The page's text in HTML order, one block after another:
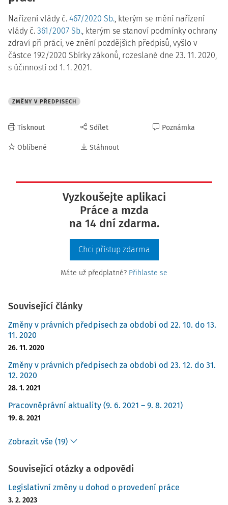
Nařízení vlády č. 467/2020 Sb., kterým se mění nařízení
vlády č. 361/2007 Sb., kterým se stanoví podmínky ochrany
zdraví při práci, ve znění pozdějších předpisů, vyšlo v
částce 192/2020 Sbírky zákonů, rozeslané dne 23. 11. 2020,
s účinností od 1. 1. 2021.
ZMĚNY V PŘEDPISECH
Tisknout
Oblíbené
Sdílet
Stáhnout
Poznámka
Vyzkoušejte aplikaci
Práce a mzda
na 14 dní zdarma.
Chci přístup zdarma
Máte už předplatné? Přihlaste se
Související články
Změny v právních předpisech za období od 22. 10. do 13.
11. 2020
26. 11. 2020
Změny v právních předpisech za období od 23. 12. do 31.
12. 2020
28. 1. 2021
Pracovněprávní aktuality (9. 6. 2021 – 9. 8. 2021)
19. 8. 2021
Zobrazit vše (19)
Související otázky a odpovědi
Legislativní změny u dohod o provedení práce
3. 2. 2023